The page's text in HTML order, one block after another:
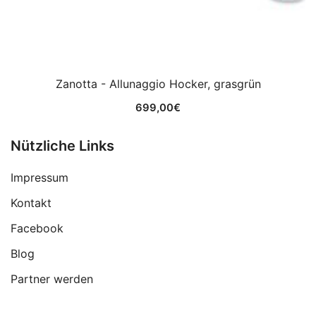
Zanotta - Allunaggio Hocker, grasgrün
699,00€
Nützliche Links
Impressum
Kontakt
Facebook
Blog
Partner werden